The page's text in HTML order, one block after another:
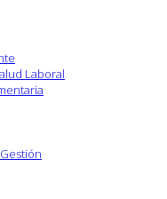
Laboral